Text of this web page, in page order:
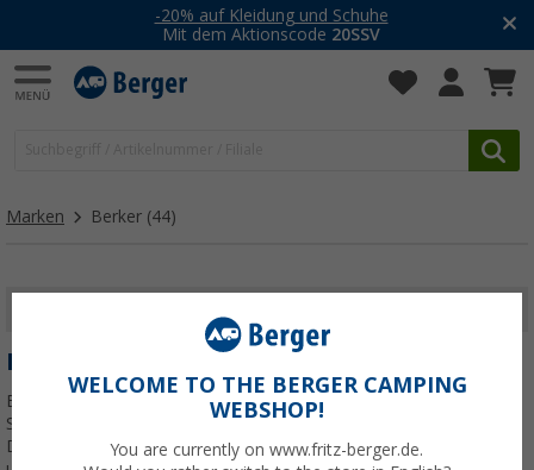
-20% auf Kleidung und Schuhe
Mit dem Aktionscode 20SSV
Marken Berker (44)
BERKER
Berker gehört zu den bekannten Herstellern von Schaltern und
Steckdosen und wurden 2010 von der Hager Group übernommen.
Die Steckdosen finden im Caravan oder Wohnmobil Verwendung
WELCOME TO THE BERGER CAMPING
WEBSHOP!
You are currently on www.fritz-berger.de.